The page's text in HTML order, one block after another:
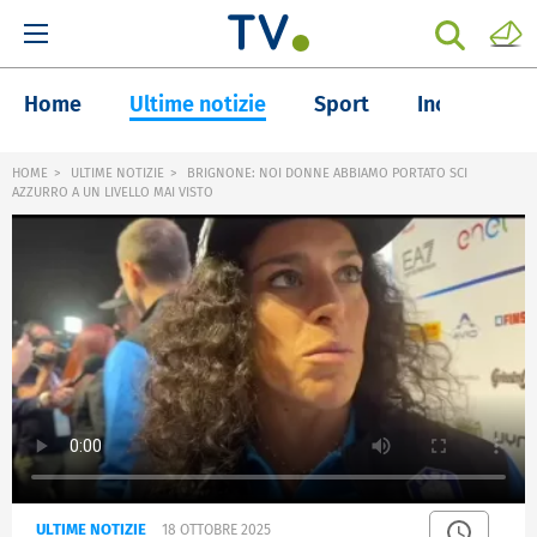
Home Ultime notizie Sport Inchieste
HOME ULTIME NOTIZIE
BRIGNONE: NOI DONNE ABBIAMO PORTATO SCI
AZZURRO A UN LIVELLO MAI VISTO
ULTIME NOTIZIE 18 OTTOBRE 2025